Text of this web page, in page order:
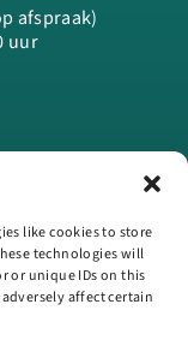
like cookies to store
technologies will
or unique IDs on this
affect certain
afspraak)
uur